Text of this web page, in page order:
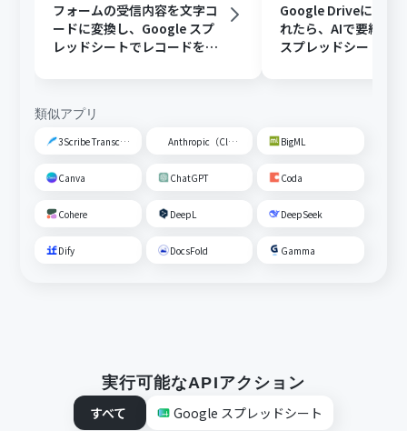
フォームの受信内容を文字コ
ードに変換し、Google スプ
レッドシートでレコードを追
Google Driveに文書
れたら、AIで要約し
スプレッドシートの
類似アプリ
3Scribe Transcription Anthropic（Claude） BigML
Canva ChatGPT Coda
Cohere DeepL DeepSeek
Dify DocsFold Gamma
実行可能なAPIアクション
すべて
Google スプレッドシート